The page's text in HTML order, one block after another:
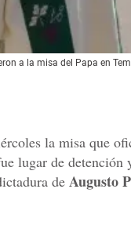
a la misa del Papa en
la misa que
lugar de detención
de Augusto